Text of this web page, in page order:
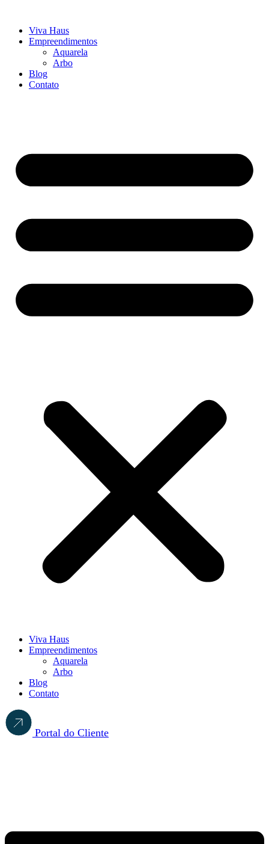
conteúdo
Viva Haus
Empreendimentos
Aquarela
Arbo
Blog
Contato
Viva Haus
Empreendimentos
Aquarela
Arbo
Blog
Contato
Portal do Cliente